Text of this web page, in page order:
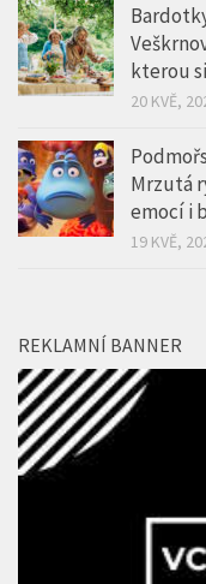
kterou
20 KVĚ,
Mrzutá
emocí i
19 KVĚ,
REKLAMNÍ BANNER